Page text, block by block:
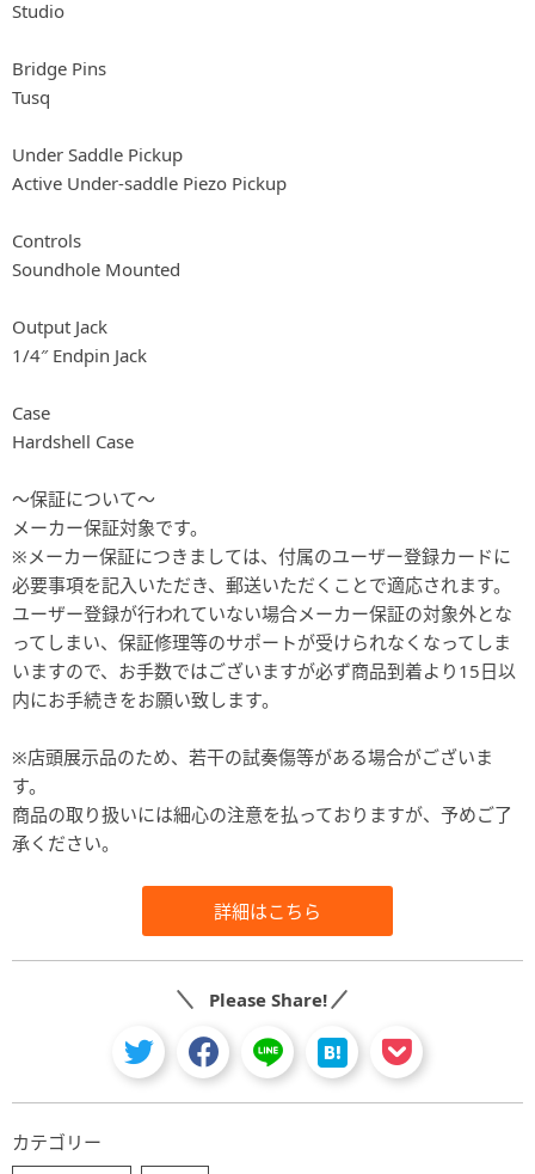
Studio
Bridge Pins
Tusq
Under Saddle Pickup
Active Under-saddle Piezo Pickup
Controls
Soundhole Mounted
Output Jack
1/4″ Endpin Jack
Case
Hardshell Case
～保証について～
メーカー保証対象です。
※メーカー保証につきましては、付属のユーザー登録カードに
必要事項を記入いただき、郵送いただくことで適応されます。
ユーザー登録が行われていない場合メーカー保証の対象外とな
ってしまい、保証修理等のサポートが受けられなくなってしま
いますので、お手数ではございますが必ず商品到着より15日以
内にお手続きをお願い致します。
※店頭展示品のため、若干の試奏傷等がある場合がございま
す。
商品の取り扱いには細心の注意を払っておりますが、予めご了
承ください。
詳細はこちら
Please Share!
カテゴリー